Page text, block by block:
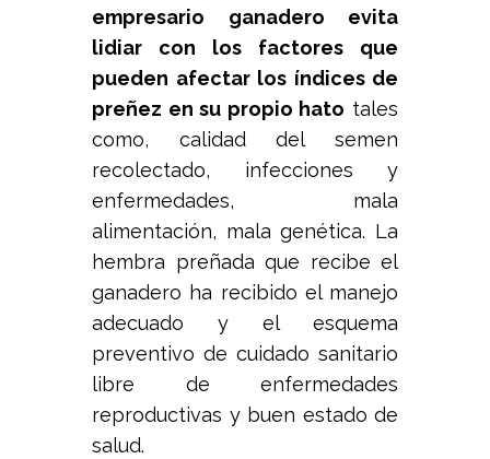
empresario ganadero evita
lidiar con los factores que
pueden afectar los índices de
preñez en su propio hato tales
como, calidad del semen
recolectado, infecciones y
enfermedades, mala
alimentación, mala genética. La
hembra preñada que recibe el
ganadero ha recibido el manejo
adecuado y el esquema
preventivo de cuidado sanitario
libre de enfermedades
reproductivas y buen estado de
salud.